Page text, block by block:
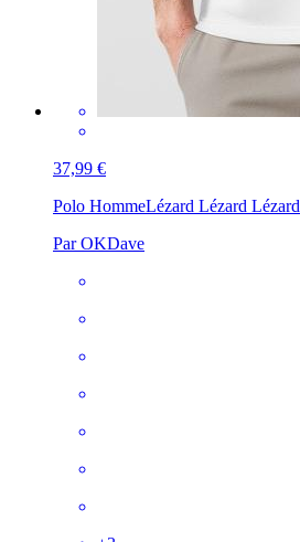
37,99 €
Polo HommeLézard Lézard Lézard
Par OKDave